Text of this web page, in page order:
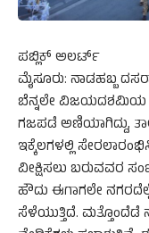
ಪಬ್ಲಿಕ್ ಅಲರ್ಟ್
ಮೈಸೂರು: ನಾಡಹಬ್ಬ
ಬೆನ್ನಲೇ ವಿಜಯದಶಮಿಯ
ಗಜಪಡೆ ಅಣಿಯಾಗಿದ್ದು,
ಇಕ್ಕೆಲಗಳಲ್ಲಿ
ವೀಕ್ಷಿಸಲು ಬರುವವರ
ಹೌದು ಈಗಾಗಲೇ
ಸೆಳೆಯುತ್ತಿದೆ. ಮತ್ತೊಂದೆಡೆ